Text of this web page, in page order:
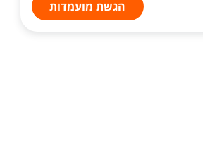
הגשת מועמדות